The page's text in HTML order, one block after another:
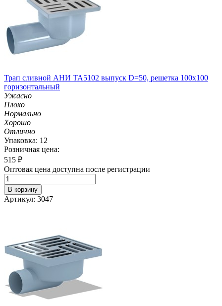
Трап сливной АНИ TA5102 выпуск D=50, решетка 100х100
горизонтальный
Ужасно
Плохо
Нормально
Хорошо
Отлично
Упаковка: 12
Розничная цена:
515 ₽
Оптовая цена доступна после регистрации
В корзину
Артикул: 3047